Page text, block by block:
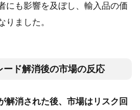
にも影響を及ぼし、輸入品の価
りました。
ード解消後の市場の反応
解消された後、市場はリスク回